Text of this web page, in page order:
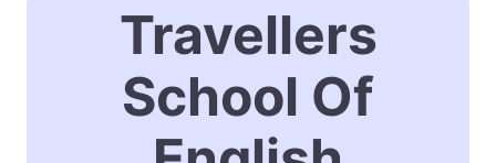
Travellers
School Of